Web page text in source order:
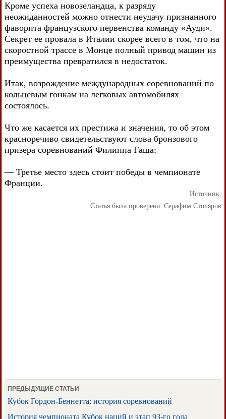
Кроме успеха новозеландца, к разряду
неожиданностей можно отнести неудачу признанного
фаворита французского первенства команду «Ауди».
Секрет ее провала в Италии скорее всего в том, что на
скоростной трассе в Монце полный привод машин из
преимущества превратился в недостаток.
Итак, возрождение международных соревнований по
кольцевым гонкам на легковых автомобилях
состоялось.
Что же касается их престижа и значения, то об этом
красноречиво свидетельствуют слова бронзового
призера соревнований Филиппа Гаша:
— Третье место здесь стоит победы в чемпионате
Франции.
Источник:
Статья была проверена: Серафим Столяров
ПРЕДЫДУЩИЕ СТАТЬИ
Кубок Гордон-Беннетта: история соревнований
История чемпионата Кубок наций и этап 93-го года